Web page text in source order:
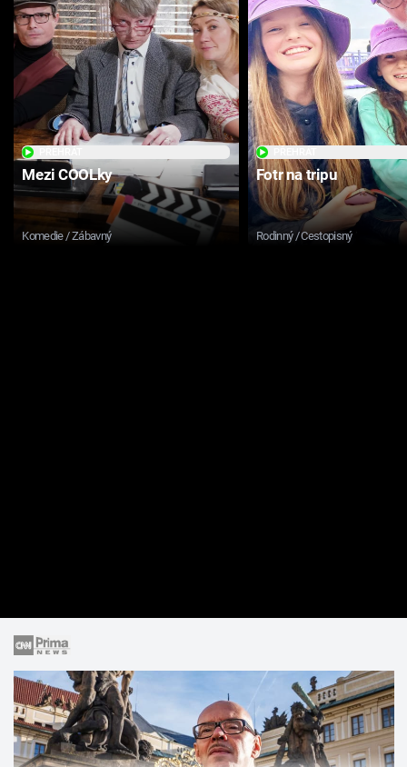
Mezi COOLky
Komedie / Zábavný
Fotr na tripu
Rodinný / Cestopisný